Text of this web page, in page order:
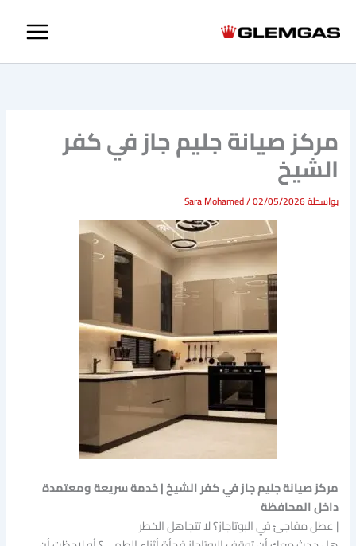
مركز صيانة جليم جاز في كفر
الشيخ
بواسطة Sara Mohamed/02/05/2026
مركز صيانة جليم جاز في كفر الشيخ | خدمة سريعة ومعتمدة
داخل المحافظة
| عطل مفاجئ في البوتاجاز؟ لا تتجاهل الخطر